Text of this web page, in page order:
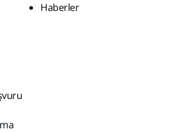
Haberler